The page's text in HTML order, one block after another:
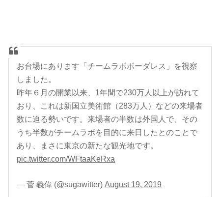
お台場にあります「チームラボボーダレス」を視察
しました。
昨年６月の開業以来、1年間で230万人以上が訪れて
おり、これは新国立美術館（283万人）などの来場者
数に迫る勢いです。来場者の半数は外国人で、その
うち半数がチームラボを目的に来日したとのことで
あり、まさに東京の新たな観光地です。
pic.twitter.com/WFtaaKeRxa
— 菅 義偉 (@sugawitter)August 19, 2019